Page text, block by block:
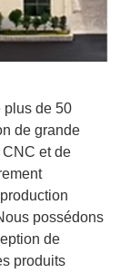
plus de 50
de grande
et de
possédons
de
produits